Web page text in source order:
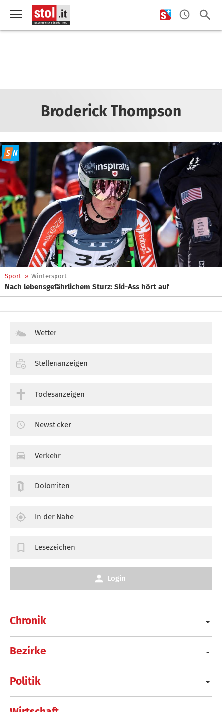
Broderick Thompson
Sport » Wintersport
Nach lebensgefährlichem Sturz: Ski-Ass hört auf
Chronik
Bezirke
Politik
Wetter
Stellenanzeigen
Todesanzeigen
Newsticker
Verkehr
Dolomiten
In der Nähe
Lesezeichen
Login